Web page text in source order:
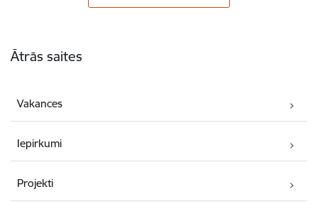
Ātrās saites
Vakances
Iepirkumi
Projekti